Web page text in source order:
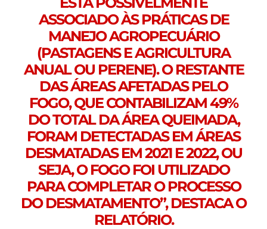
ASSOCIADO ÀS PRÁTICAS DE
MANEJO AGROPECUÁRIO
(PASTAGENS E AGRICULTURA
ANUAL OU PERENE). O RESTANTE
DAS ÁREAS AFETADAS PELO
FOGO, QUE CONTABILIZAM 49%
DO TOTAL DA ÁREA QUEIMADA,
FORAM DETECTADAS EM ÁREAS
DESMATADAS EM 2021 E 2022, OU
SEJA, O FOGO FOI UTILIZADO
PARA COMPLETAR O PROCESSO
DO DESMATAMENTO”, DESTACA O
RELATÓRIO.